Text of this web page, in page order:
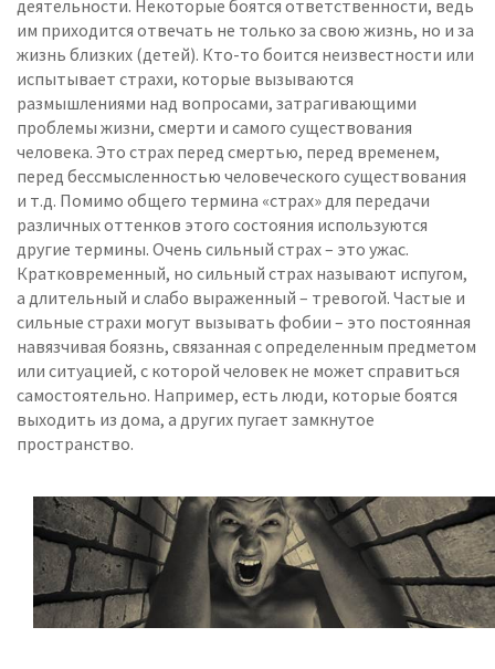
деятельности. Некоторые боятся ответственности, ведь
им приходится отвечать не только за свою жизнь, но и за
жизнь близких (детей). Кто-то боится неизвестности или
испытывает страхи, которые вызываются
размышлениями над вопросами, затрагивающими
проблемы жизни, смерти и самого существования
человека. Это страх перед смертью, перед временем,
перед бессмысленностью человеческого существования
и т.д. Помимо общего термина «страх» для передачи
различных оттенков этого состояния используются
другие термины. Очень сильный страх – это ужас.
Кратковременный, но сильный страх называют испугом,
а длительный и слабо выраженный – тревогой. Частые и
сильные страхи могут вызывать фобии – это постоянная
навязчивая боязнь, связанная с определенным предметом
или ситуацией, с которой человек не может справиться
самостоятельно. Например, есть люди, которые боятся
выходить из дома, а других пугает замкнутое
пространство.